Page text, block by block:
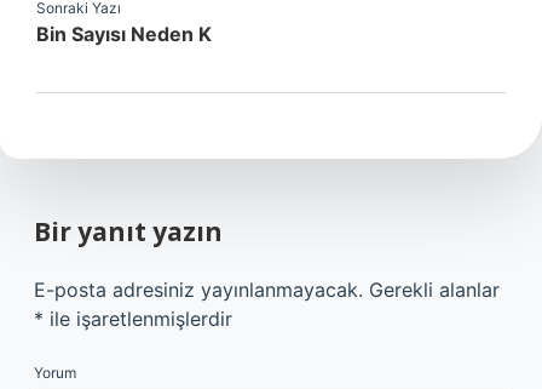
Sonraki Yazı
Bin Sayısı Neden K
Bir yanıt yazın
E-posta adresiniz yayınlanmayacak. Gerekli alanlar
* ile işaretlenmişlerdir
Yorum